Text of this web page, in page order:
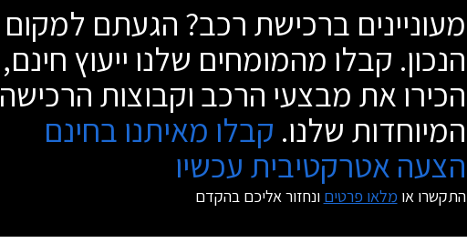
מעוניינים ברכישת רכב? הגעתם למקום
הנכון. קבלו מהמומחים שלנו ייעוץ חינם,
הכירו את מבצעי הרכב וקבוצות הרכישה
המיוחדות שלנו. קבלו מאיתנו בחינם
הצעה אטרקטיבית עכשיו
התקשרו או מלאו פרטים ונחזור אליכם בהקדם